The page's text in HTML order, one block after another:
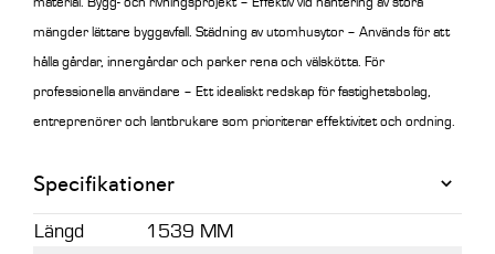
mängder lättare byggavfall. Städning av utomhusytor – Används för att
hålla gårdar, innergårdar och parker rena och välskötta. För
professionella användare – Ett idealiskt redskap för fastighetsbolag,
entreprenörer och lantbrukare som prioriterar effektivitet och ordning.
Specifikationer
Längd
1539 MM